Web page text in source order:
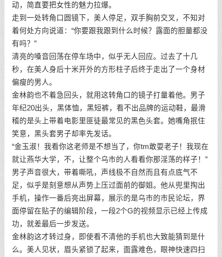
动，简直要把女性的魅力拉爆。
走到一处转角口圆镜下，美人停足，双手胸前交叉，不知对
着何处方向说道：“你要跟我跟到什么时候？露面的胆量都没
有吗？”
清亮的嗓音回荡在停车场中，似乎无人回应。过去了十几
秒，在美人身后十米开外的方形柱子后终于走出了一个身材
偏瘦的男人。
金林韵也不着急回头，就用这转角口的镜子打量着他。男子
年纪20出头，黑体恤，黑短裤，看不出品牌的运动鞋，最滑
稽的是头上带着电影里匪徒最常见的黑色头套。她嘴角抿住
笑意，黑头套男子却率先发话。
“金玉淑！我看你这老师是不想当了，你tm敢耍老子！我现在
就让燕华大学，不，让整个乌市的人看看你那淫荡的样子！”
男子声音很大，带着嘶吼，声线极不自然而且有点底气不
足，似乎是刻意想从声势上压过面前的御姐。他从兜里掏出
手机，操作一番后亮出屏幕，展示的是乌市的市民论坛，界
面停留在贴子的编辑阶段，一段2个G的视频显示已经上传成
功，就差最后一步发送。
金林韵这才转过身，即使看不清他的手机也大致能猜到是什
么。美人见状，眉头紧锁了起来，面露难色，眼神快速四扫